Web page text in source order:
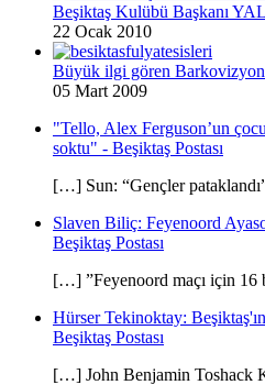
Beşiktaş Kulübü Başkanı
22 Ocak 2010
Büyük ilgi gören
05 Mart 2009
"Tello, Alex Ferguson’un
soktu" - Beşiktaş Postası
[…] Sun: “Gençler
Slaven Biliç: Feyenoord
Beşiktaş Postası
[…] ”Feyenoord maçı için 16
Hürser Tekinoktay:
Beşiktaş Postası
[…] John Benjamin Toshack